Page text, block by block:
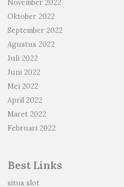
November 2022
Oktober 2022
September 2022
Agustus 2022
Juli 2022
Juni 2022
Mei 2022
April 2022
Maret 2022
Februari 2022
Best Links
situs slot